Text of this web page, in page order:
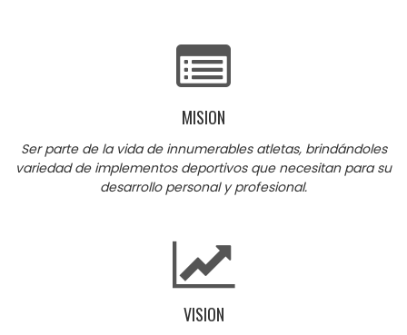
MISION
Ser parte de la vida de innumerables atletas, brindándoles
variedad de implementos deportivos que necesitan para su
desarrollo personal y profesional.
VISION